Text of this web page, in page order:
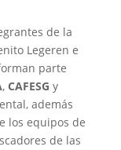
de la
Legeren e
parte
, CAFESG y
además
los equipos de
de las